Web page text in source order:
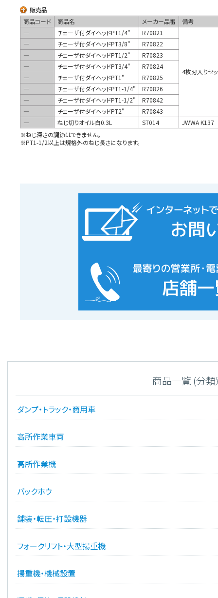
販売品
商品コード
商品名 メーカー品番
備考
―
チェーザ付ダイヘッドPT1/4" R70821
4枚刃入りセッ
― チェーザ付ダイヘッドPT3/8"
R70822
―
チェーザ付ダイヘッドPT1/2"
R70823
―
チェーザ付ダイヘッドPT3/4"
R70824
―
チェーザ付ダイヘッドPT1"
R70825
―
チェーザ付ダイヘッドPT1-1/4"
R70826
―
チェーザ付ダイヘッドPT1-1/2"
R70842
―
チェーザ付ダイヘッドPT2"
R70843
―
ねじ切りオイル白0.3L ST014
JWWA
※ねじ深さの調節はできません。
※PT1-1/2以上は規格外のねじ長さになります。
商品一覧 (分
ダンプ・トラック・商用車
高所作業車両
高所作業機
バックホウ
舗装・転圧・打設機器
フォークリフト・大型揚重機
揚重機・機械設置